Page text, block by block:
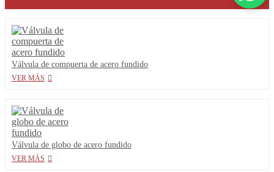
Válvula de compuerta de acero fundido
VER MÁS
Válvula de globo de acero fundido
VER MÁS